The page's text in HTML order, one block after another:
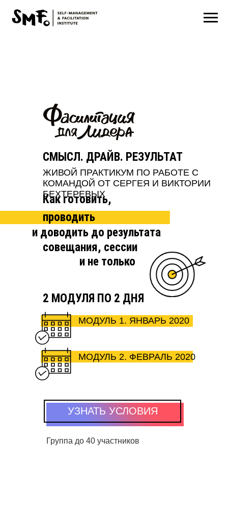
МОДУЛЬ 1. ЯНВАРЬ 2020
МОДУЛЬ 2. ФЕВРАЛЬ 2020
УЗНАТЬ УСЛОВИЯ
Группа до 40 участников
и не только
совещания, сессии
и доводить до результата
Как готовить,
проводить
2 МОДУЛЯ ПО 2 ДНЯ
СМЫСЛ. ДРАЙВ. РЕЗУЛЬТАТ
ЖИВОЙ ПРАКТИКУМ ПО РАБОТЕ С
КОМАНДОЙ ОТ СЕРГЕЯ И ВИКТОРИИ
БЕХТЕРЕВЫХ